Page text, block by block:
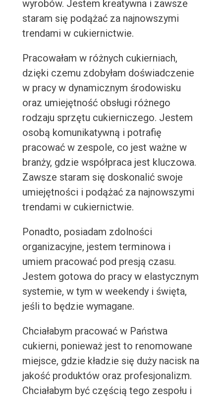
wyrobów. Jestem kreatywna i zawsze
staram się podążać za najnowszymi
trendami w cukiernictwie.
Pracowałam w różnych cukierniach,
dzięki czemu zdobyłam doświadczenie
w pracy w dynamicznym środowisku
oraz umiejętność obsługi różnego
rodzaju sprzętu cukierniczego. Jestem
osobą komunikatywną i potrafię
pracować w zespole, co jest ważne w
branży, gdzie współpraca jest kluczowa.
Zawsze staram się doskonalić swoje
umiejętności i podążać za najnowszymi
trendami w cukiernictwie.
Ponadto, posiadam zdolności
organizacyjne, jestem terminowa i
umiem pracować pod presją czasu.
Jestem gotowa do pracy w elastycznym
systemie, w tym w weekendy i święta,
jeśli to będzie wymagane.
Chciałabym pracować w Państwa
cukierni, ponieważ jest to renomowane
miejsce, gdzie kładzie się duży nacisk na
jakość produktów oraz profesjonalizm.
Chciałabym być częścią tego zespołu i